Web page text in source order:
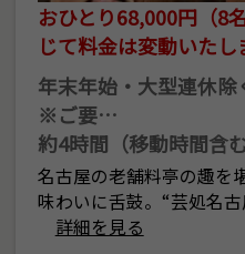
おひとり68,000円（8
じて料金は変動いたし
年末年始・大型連休除
※ご要…
約4時間（移動時間含む
名古屋の老舗料亭の趣を
味わいに舌鼓。“芸処名
詳細を見る